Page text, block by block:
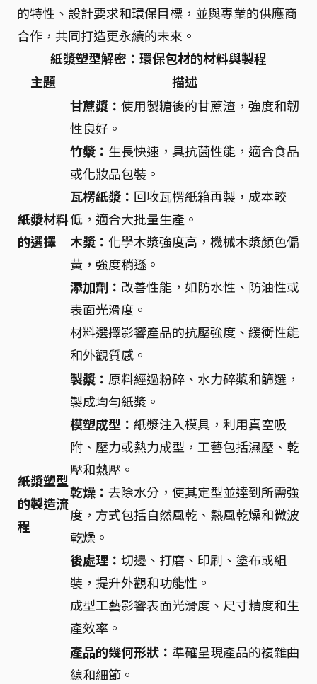
的特性、設計要求和環保目標，並與專業的供應商
合作，共同打造更永續的未來。
紙漿塑型解密：環保包材的材料與製程
主題
描述
紙漿材料
的選擇
甘蔗漿： 使用製糖後的甘蔗渣，強度和韌
性良好。
竹漿： 生長快速，具抗菌性能，適合食品
或化妝品包裝。
瓦楞紙漿： 回收瓦楞紙箱再製，成本較
低，適合大批量生產。
木漿： 化學木漿強度高，機械木漿顏色偏
黃，強度稍遜。
添加劑： 改善性能，如防水性、防油性或
表面光滑度。
材料選擇影響產品的抗壓強度、緩衝性能
和外觀質感。
紙漿塑型
的製造流
程
製漿： 原料經過粉碎、水力碎漿和篩選，
製成均勻紙漿。
模塑成型： 紙漿注入模具，利用真空吸
附、壓力或熱力成型，工藝包括濕壓、乾
壓和熱壓。
乾燥： 去除水分，使其定型並達到所需強
度，方式包括自然風乾、熱風乾燥和微波
乾燥。
後處理： 切邊、打磨、印刷、塗布或組
裝，提升外觀和功能性。
成型工藝影響表面光滑度、尺寸精度和生
產效率。
產品的幾何形狀： 準確呈現產品的複雜曲
線和細節。